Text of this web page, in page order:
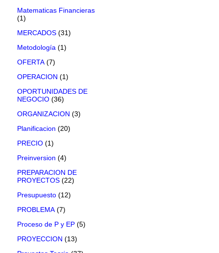
Matematicas Financieras
(1)
MERCADOS (31)
Metodología (1)
OFERTA (7)
OPERACION (1)
OPORTUNIDADES DE
NEGOCIO (36)
ORGANIZACION (3)
Planificacion (20)
PRECIO (1)
Preinversion (4)
PREPARACION DE
PROYECTOS (22)
Presupuesto (12)
PROBLEMA (7)
Proceso de P y EP (5)
PROYECCION (13)